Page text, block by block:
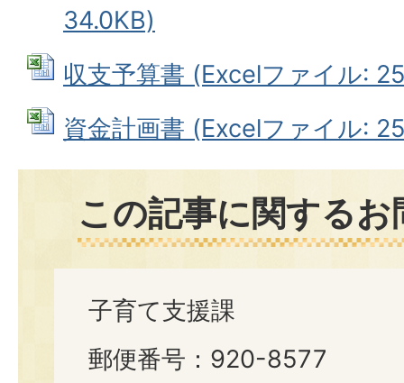
34.0KB)
収支予算書 (Excelファイル:
資金計画書 (Excelファイル:
この記事に関する
子育て支援課
郵便番号：920-8577